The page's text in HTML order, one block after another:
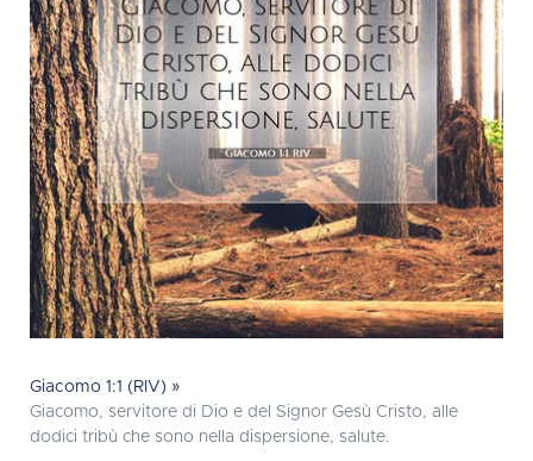
Giacomo 1:1 (RIV) »
Giacomo, servitore di Dio e del Signor Gesù Cristo, alle
dodici tribù che sono nella dispersione, salute.